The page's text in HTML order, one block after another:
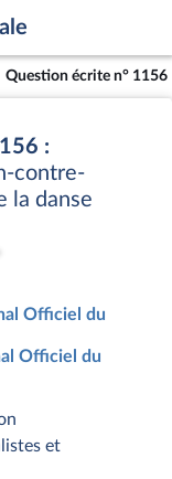
Question écrite n° 1156
:
contre-
la danse
Officiel du
Officiel du
et